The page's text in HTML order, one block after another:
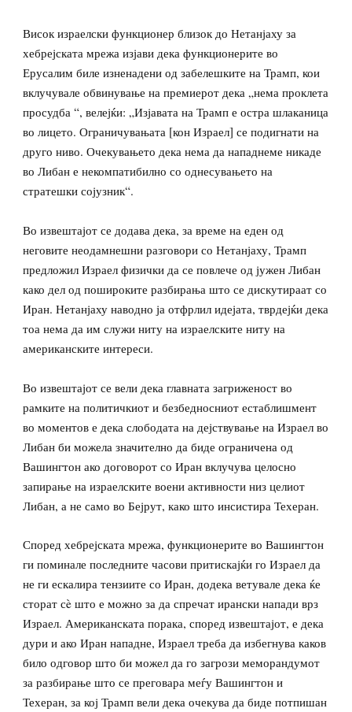
Висок израелски функционер близок до Нетанјаху за
хебрејската мрежа изјави дека функционерите во
Ерусалим биле изненадени од забелешките на Трамп, кои
вклучувале обвинување на премиерот дека „нема проклета
просудба “, велејќи: „Изјавата на Трамп е остра шлаканица
во лицето. Ограничувањата [кон Израел] се подигнати на
друго ниво. Очекувањето дека нема да нападнеме никаде
во Либан е некомпатибилно со однесувањето на
стратешки сојузник“.
Во извештајот се додава дека, за време на еден од
неговите неодамнешни разговори со Нетанјаху, Трамп
предложил Израел физички да се повлече од јужен Либан
како дел од пошироките разбирања што се дискутираат со
Иран. Нетанјаху наводно ја отфрлил идејата, тврдејќи дека
тоа нема да им служи ниту на израелските ниту на
американските интереси.
Во извештајот се вели дека главната загриженост во
рамките на политичкиот и безбедносниот естаблишмент
во моментов е дека слободата на дејствување на Израел во
Либан би можела значително да биде ограничена од
Вашингтон ако договорот со Иран вклучува целосно
запирање на израелските воени активности низ целиот
Либан, а не само во Бејрут, како што инсистира Техеран.
Според хебрејската мрежа, функционерите во Вашингтон
ги поминале последните часови притискајќи го Израел да
не ги ескалира тензиите со Иран, додека ветувале дека ќе
сторат сè што е можно за да спречат ирански напади врз
Израел. Американската порака, според извештајот, е дека
дури и ако Иран нападне, Израел треба да избегнува каков
било одговор што би можел да го загрози меморандумот
за разбирање што се преговара меѓу Вашингтон и
Техеран, за кој Трамп вели дека очекува да биде потпишан